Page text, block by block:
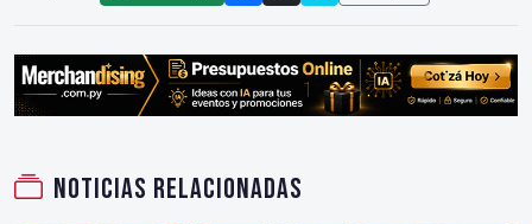
Noticias relacionadas